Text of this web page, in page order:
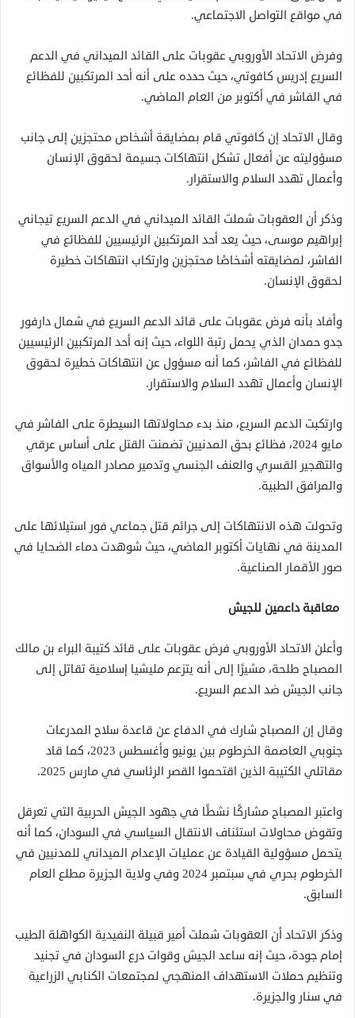
في مواقع التواصل الاجتماعي.
وفرض الاتحاد الأوروبي عقوبات على القائد الميداني في الدعم
السريع إدريس كافوتي، حيث حدده على أنه أحد المرتكبين للفظائع
في الفاشر في أكتوبر من العام الماضي.
وقال الاتحاد إن كافوتي قام بمضايقة أشخاص محتجزين إلى جانب
مسؤوليته عن أفعال تشكل انتهاكات جسيمة لحقوق الإنسان
وأعمال تهدد السلام والاستقرار.
وذكر أن العقوبات شملت القائد الميداني في الدعم السريع تيجاني
إبراهيم موسى، حيث يعد أحد المرتكبين الرئيسيين للفظائع في
الفاشر، لمضايقته أشخاصًا محتجزين وارتكاب انتهاكات خطيرة
لحقوق الإنسان.
وأفاد بأنه فرض عقوبات على قائد الدعم السريع في شمال دارفور
جدو حمدان الذي يحمل رتبة اللواء، حيث إنه أحد المرتكبين الرئيسيين
للفظائع في الفاشر، كما أنه مسؤول عن انتهاكات خطيرة لحقوق
الإنسان وأعمال تهدد السلام والاستقرار.
وارتكبت الدعم السريع، منذ بدء محاولاتها السيطرة على الفاشر في
مايو 2024، فظائع بحق المدنيين تضمنت القتل على أساس عرقي
والتهجير القسري والعنف الجنسي وتدمير مصادر المياه والأسواق
والمرافق الطبية.
وتحولت هذه الانتهاكات إلى جرائم قتل جماعي فور استيلائها على
المدينة في نهايات أكتوبر الماضي، حيث شوهدت دماء الضحايا في
صور الأقمار الصناعية.
معاقبة داعمين للجيش
وأعلن الاتحاد الأوروبي فرض عقوبات على قائد كتيبة البراء بن مالك
المصباح طلحة، مشيرًا إلى أنه يتزعم مليشيا إسلامية تقاتل إلى
جانب الجيش ضد الدعم السريع.
وقال إن المصباح شارك في الدفاع عن قاعدة سلاح المدرعات
جنوبي العاصمة الخرطوم بين يونيو وأغسطس 2023، كما قاد
مقاتلي الكتيبة الذين اقتحموا القصر الرئاسي في مارس 2025.
واعتبر المصباح مشاركًا نشطًا في جهود الجيش الحربية التي تعرقل
وتقوض محاولات استئناف الانتقال السياسي في السودان، كما أنه
يتحمل مسؤولية القيادة عن عمليات الإعدام الميداني للمدنيين في
الخرطوم بحري في سبتمبر 2024 وفي ولاية الجزيرة مطلع العام
السابق.
وذكر الاتحاد أن العقوبات شملت أمير قبيلة النفيدية الكواهلة الطيب
إمام جودة، حيث إنه ساعد الجيش وقوات درع السودان في تجنيد
وتنظيم حملات الاستهداف المنهجي لمجتمعات الكنابي الزراعية
في سنار والجزيرة.